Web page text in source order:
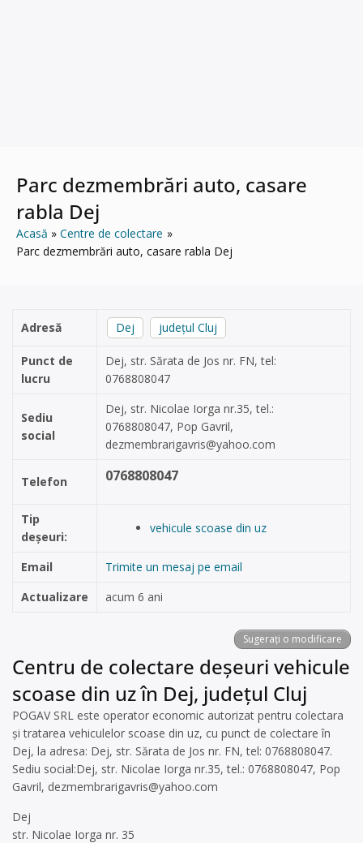
Parc dezmembrări auto, casare
rabla Dej
Acasă
Centre de colectare
Parc dezmembrări auto, casare rabla Dej
Adresă Dej județul Cluj
Punct de
lucru
Dej, str. Sărata de Jos nr. FN, tel:
0768808047
Sediu
social
Dej, str. Nicolae Iorga nr.35, tel.:
0768808047, Pop Gavril,
dezmembrarigavris@yahoo.com
Telefon 0768808047
Tip
deșeuri:
vehicule scoase din uz
Email
Trimite un mesaj pe email
Actualizare
acum 6 ani
Sugerați o modificare
Centru de colectare deșeuri vehicule
scoase din uz în Dej, județul Cluj
POGAV SRL este operator economic autorizat pentru colectara
și tratarea vehiculelor scoase din uz, cu punct de colectare în
Dej, la adresa: Dej, str. Sărata de Jos nr. FN, tel: 0768808047.
Sediu social:Dej, str. Nicolae Iorga nr.35, tel.: 0768808047, Pop
Gavril, dezmembrarigavris@yahoo.com
Dej
str. Nicolae Iorga nr. 35